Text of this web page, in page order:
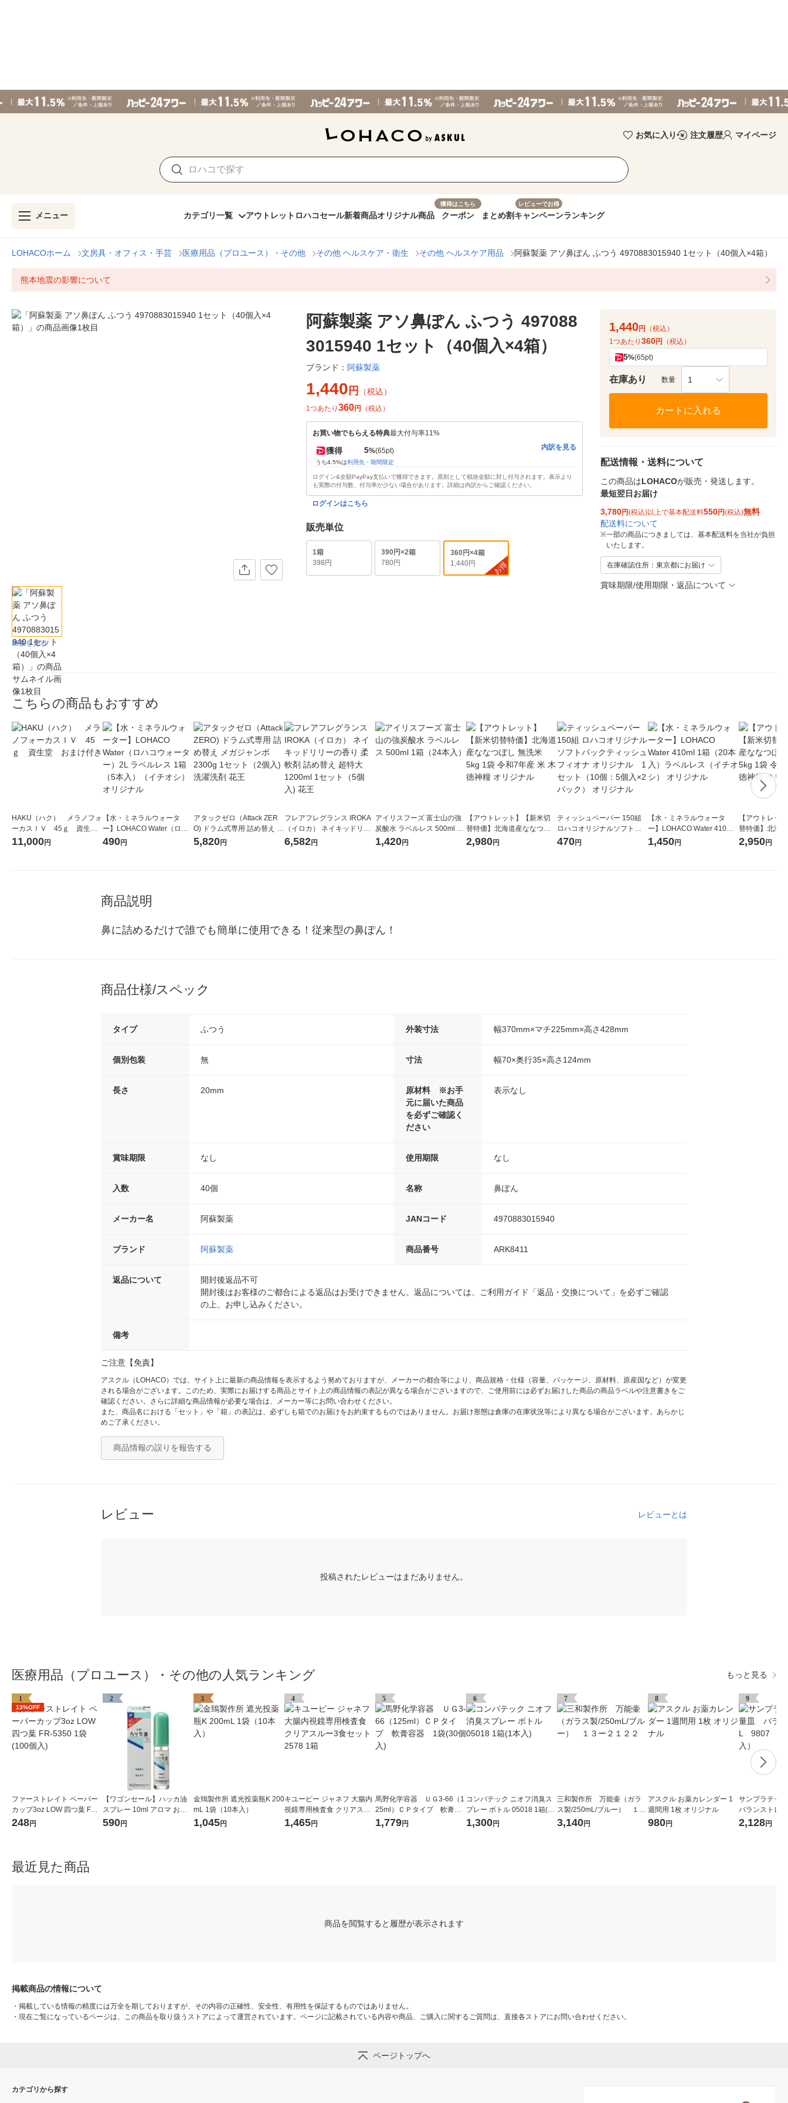
お気に入り 注文履歴 マイページ
メニュー カテゴリ一覧 アウトレット ロハコセール新着商品オリジナル商品
獲得はこちら
クーポン まとめ割
レビューでお得
キャンペーンランキング
LOHACOホーム 文房具・オフィス・手芸 医療用品（プロユース）・その他 その他 ヘルスケア・衛生 その他 ヘルスケア用品 阿蘇製薬 アソ鼻ぽん ふつう 4970883015940 1セット（40個入×4箱）
熊本地震の影響について
画像を見る
阿蘇製薬 アソ鼻ぽん ふつう 497088
3015940 1セット（40個入×4箱）
ブランド： 阿蘇製薬
1,440 円 （税込）
1つあたり 360円 （税込）
お買い物でもらえる特典最大付与率11%
獲得 5%(65pt)
うち4.5%は利用先・期間限定
内訳を見る
ログイン&全額PayPay支払いで獲得できます。原則として税抜金額に対し付与されます。表示より
も実際の付与数、付与率が少ない場合があります。詳細は内訳からご確認ください。
ログインはこちら
販売単位
1箱
398円
390円×2箱
780円
360円×4箱
1,440円
お得
1,440円
（税込）
1つあたり 360円 （税込）
5%(65pt)
在庫あり 数量 1
カートに入れる
配送情報・送料について
この商品はLOHACOが販売・発送します。
最短翌日お届け
3,780円(税込)以上で基本配送料550円(税込)無料
配送料について
※一部の商品につきましては、基本配送料を当社が負担
いたします。
在庫確認住所：東京都にお届け
賞味期限/使用期限・返品について
こちらの商品もおすすめ
HAKU（ハク） メラノフォ
ーカスＩＶ 45ｇ 資生
堂 おまけ付き
11,000円
【水・ミネラルウォータ
ー】LOHACO Water（ロハ
コウォーター）2L ラベルレ
490円
アタックゼロ（Attack ZER
O) ドラム式専用 詰め替え メ
ガジャンボ 2300g 1セット
5,820円
フレアフレグランス IROKA
（イロカ） ネイキッドリリ
ーの香り 柔軟剤 詰め替え 超
6,582円
アイリスフーズ 富士山の強
炭酸水 ラベルレス 500ml 1
箱（24本入）
1,420円
【アウトレット】【新米切
替特価】北海道産ななつぼ
し 無洗米 5kg 1袋 令和7年産
2,980円
ティッシュペーパー 150組
ロハコオリジナルソフトパ
ックティッシュ フィオナ オ
470円
【水・ミネラルウォータ
ー】LOHACO Water 410ml
1箱（20本入）ラベルレス
1,450円
【アウトレッ
替特価】北海
し 精白米 5kg
2,950円
商品説明
鼻に詰めるだけで誰でも簡単に使用できる！従来型の鼻ぽん！
商品仕様/スペック
タイプ ふつう 外装寸法 幅370mm×マチ225mm×高さ428mm
個別包装 無 寸法 幅70×奥行35×高さ124mm
長さ 20mm
原材料 ※お手
元に届いた商品
を必ずご確認く
ださい
表示なし
賞味期限 なし 使用期限 なし
入数 40個 名称 鼻ぽん
メーカー名 阿蘇製薬 JANコード 4970883015940
ブランド 阿蘇製薬 商品番号 ARK8411
返品について
開封後返品不可
開封後はお客様のご都合による返品はお受けできません。返品については、ご利用ガイド「返品・交換について」を必ずご確認
の上、お申し込みください。
備考
ご注意【免責】
アスクル（LOHACO）では、サイト上に最新の商品情報を表示するよう努めておりますが、メーカーの都合等により、商品規格・仕様（容量、パッケージ、原材料、原産国など）が変更
される場合がございます。このため、実際にお届けする商品とサイト上の商品情報の表記が異なる場合がございますので、ご使用前には必ずお届けした商品の商品ラベルや注意書きをご
確認ください。さらに詳細な商品情報が必要な場合は、メーカー等にお問い合わせください。
また、商品名における「セット」や「箱」の表記は、必ずしも箱でのお届けをお約束するものではありません。お届け形態は倉庫の在庫状況等により異なる場合がございます。あらかじ
めご了承ください。
商品情報の誤りを報告する
レビュー レビューとは
投稿されたレビューはまだありません。
医療用品（プロユース）・その他の人気ランキング もっと見る
1
13%OFF
ファーストレイト ペーパー
カップ3oz LOW 四つ葉 FR-5
350 1袋(100個入)
248円
2
【ワゴンセール】ハッカ油
スプレー 10ml アロマ お風
呂 虫よけ マスク 食品添加物
590円
3
金鵄製作所 遮光投薬瓶K 200
mL 1袋（10本入）
1,045円
4
キユーピー ジャネフ 大腸内
視鏡専用検査食 クリアスル
ー3食セット 2578 1箱
1,465円
5
馬野化学容器 ＵＧ3-66（1
25ml）ＣＰタイプ 軟膏容
器 1袋(30個入)
1,779円
6
コンバテック ニオフ消臭ス
プレー ボトル 05018 1箱(1
本入)
1,300円
7
三和製作所 万能壷（ガラ
ス製/250mL/ブルー） １３
ー２１２２
3,140円
8
アスクル お薬カレンダー 1
週間用 1枚 オリジナル
980円
9
サンプラテ
バランスト
1袋（50枚入）
2,128円
最近見た商品
商品を閲覧すると履歴が表示されます
掲載商品の情報について
・ 掲載している情報の精度には万全を期しておりますが、その内容の正確性、安全性、有用性を保証するものではありません。
・ 現在ご覧になっているページは、この商品を取り扱うストアによって運営されています。ページに記載されている内容や商品、ご購入に関するご質問は、直接各ストアにお問い合わせください。
ページトップへ
カテゴリから探す